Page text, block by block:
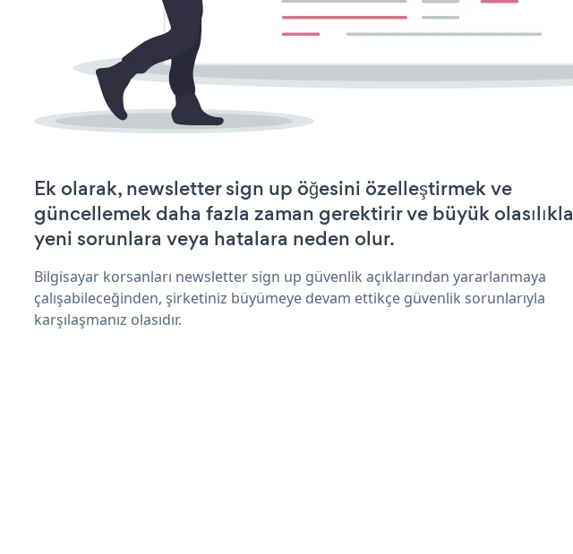
Ek olarak, newsletter sign up öğesini özelleştirmek ve
güncellemek daha fazla zaman gerektirir ve büyük olasılıkla
yeni sorunlara veya hatalara neden olur.
Bilgisayar korsanları newsletter sign up güvenlik açıklarından yararlanmaya
çalışabileceğinden, şirketiniz büyümeye devam ettikçe güvenlik sorunlarıyla
karşılaşmanız olasıdır.